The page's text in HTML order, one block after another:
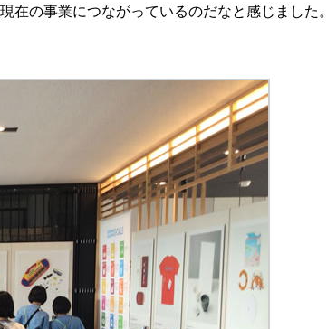
の事業につながっているのだなと感じました。